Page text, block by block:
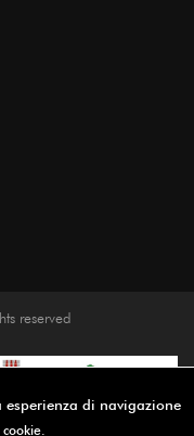
reserved
di navigazione